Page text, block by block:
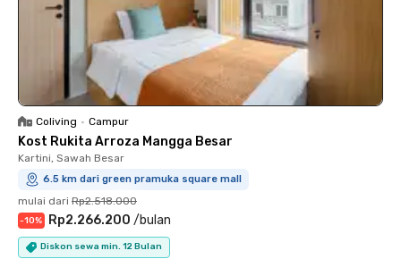
Coliving • Campur
Kost Rukita Arroza Mangga Besar
Kartini, Sawah Besar
6.5 km dari green pramuka square mall
mulai dari Rp2.518.000
-10% Rp2.266.200 /bulan
Diskon sewa min. 12 Bulan